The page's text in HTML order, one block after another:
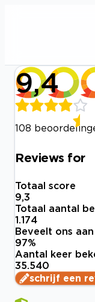
9,4
108
Reviews for
Totaal score
9,3
Totaal aantal
1.174
Beveelt ons aan
97%
Aantal keer
35.540
schrijf een